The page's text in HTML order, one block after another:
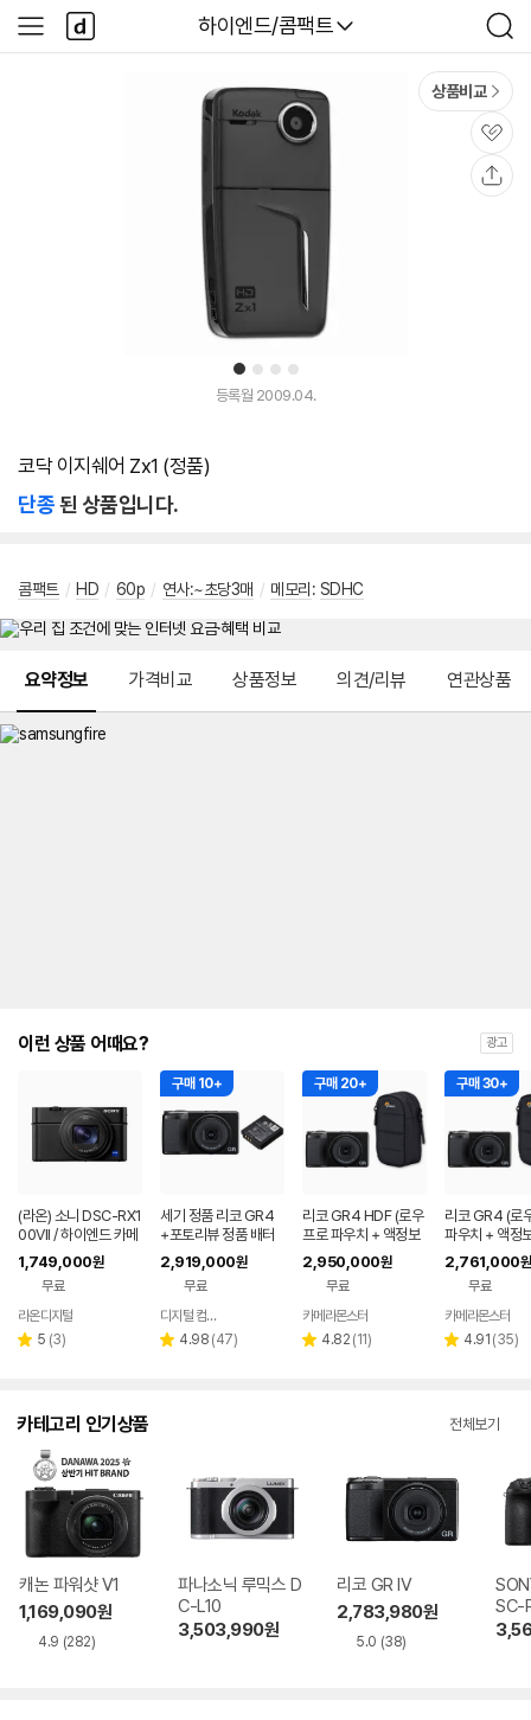
다나와
하이엔드/콤팩트
검
색
사
이
다
나
와
1 2 3 4
상품비교
관
심
등록월 2009.04.
코닥 이지쉐어 Zx1 (정품)
단종된 상품입니다.
콤팩트 / HD / 60p / 연사:~초당3매 / 메모리 : SDHC
요약정보 가격비교 상품정보 의견/리뷰 연관상품
이런 상품 어때요? 광고
(라온) 소니 DSC-RX1
00VII / 하이엔드 카메
라 새상품 RX100M7
1,749,000원
무료
라온디지털
별 5 리
(3)
구매 10+
세기 정품 리코 GR4
+포토리뷰 정품 배터
리 (세기몰 정품보유)
2,919,000원
무료
페이
디지털 컴온탑
별 4.98 리
(47)
구매 20+
리코 GR4 HDF (로우
프로 파우치 + 액정보
호필름+ 리더기 포함)
2,950,000원
무료
카메라몬스터
별 4.82 리
(11)
구매 30+
리코 GR4 (로
파우치 + 액정
름+ 리더기 포
2,761,000원
무료
카메라몬스터
별 4.91 리
(35)
카테고리 인기상품 전체보기
캐논 파워샷 V1
1,169,090원
4.9 (282)
파나소닉 루믹스 D
C-L10
3,503,990원
리코 GR IV
2,783,980원
5.0 (38)
SC-